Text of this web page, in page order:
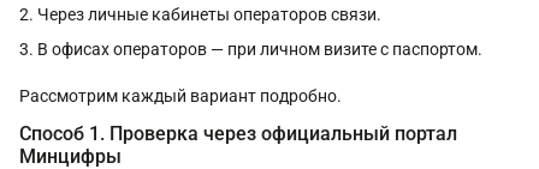
Через личные кабинеты операторов связи.
В офисах операторов — при личном визите с паспортом.
Рассмотрим каждый вариант подробно.
Способ 1. Проверка через официальный портал
Минцифры